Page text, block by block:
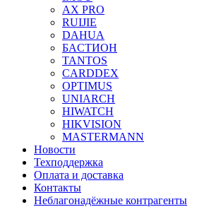
AX PRO
RUIJIE
DAHUA
БAСТИОН
TANTOS
CARDDEX
OPTIMUS
UNIARCH
HIWATCH
HIKVISION
MASTERMANN
Новости
Техподдержка
Оплата и доставка
Контакты
Неблагонадёжные контрагенты